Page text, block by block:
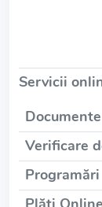
Servicii
Verificare
Programări